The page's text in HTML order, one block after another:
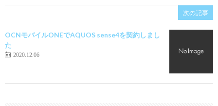
次の記事
OCNモバイルONEでAQUOS sense4を契約しまし
た
2020.12.06